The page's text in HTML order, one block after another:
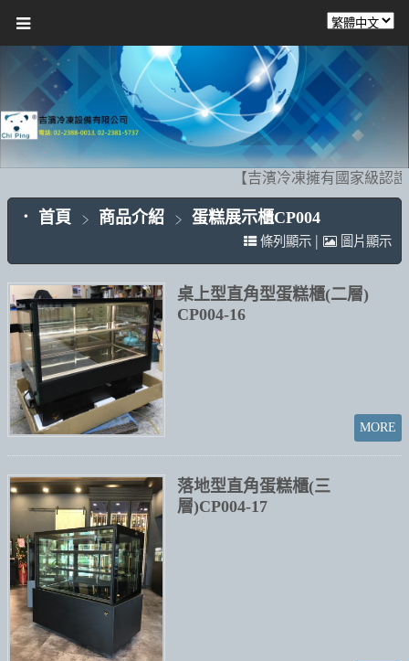
【吉濱冷凍擁有國家級認
首頁 商品介紹 蛋糕展示櫃CP004
條列顯示 | 圖片顯示
桌上型直角型蛋糕櫃(二層)
CP004-16
落地型直角蛋糕櫃(三
層)CP004-17